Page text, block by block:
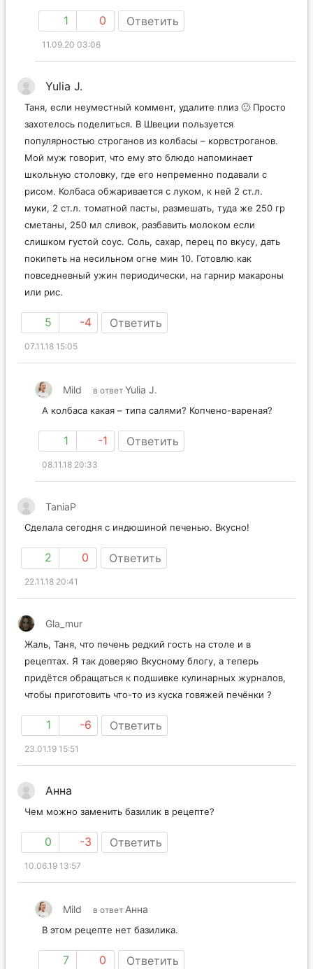
1 0 Ответить
11.09.20 03:06
Yulia J.
Таня, если неуместный коммент, удалите плиз 🙂 Просто
захотелось поделиться. В Швеции пользуется
популярностью строганов из колбасы – корвстроганов.
Мой муж говорит, что ему это блюдо напоминает
школьную столовку, где его непременно подавали с
рисом. Колбаса обжаривается с луком, к ней 2 ст.л.
муки, 2 ст.л. томатной пасты, размешать, туда же 250 гр
сметаны, 250 мл сливок, разбавить молоком если
слишком густой соус. Соль, сахар, перец по вкусу, дать
покипеть на несильном огне мин 10. Готовлю как
повседневный ужин периодически, на гарнир макароны
или рис.
5 -4 Ответить
07.11.18 15:05
Mild в ответ Yulia J.
А колбаса какая – типа салями? Копчено-вареная?
1 -1 Ответить
08.11.18 20:33
TaniaP
Сделала сегодня с индюшиной печенью. Вкусно!
2 0 Ответить
22.11.18 20:41
Gla_mur
Жаль, Таня, что печень редкий гость на столе и в
рецептах. Я так доверяю Вкусному блогу, а теперь
придётся обращаться к подшивке кулинарных журналов,
чтобы приготовить что-то из куска говяжей печёнки ?
1 -6 Ответить
23.01.19 15:51
Анна
Чем можно заменить базилик в рецепте?
0 -3 Ответить
10.06.19 13:57
Mild в ответ Анна
В этом рецепте нет базилика.
7 0 Ответить